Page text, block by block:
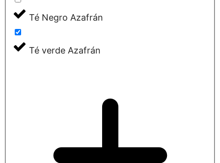
Té Negro Azafrán
Té verde Azafrán